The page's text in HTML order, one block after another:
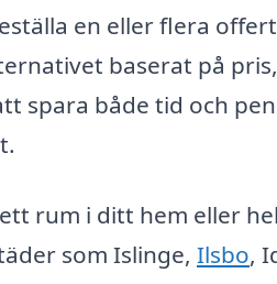
en eller flera
baserat på
spara både tid och
rum i ditt hem eller
som Islinge, Ilsbo,